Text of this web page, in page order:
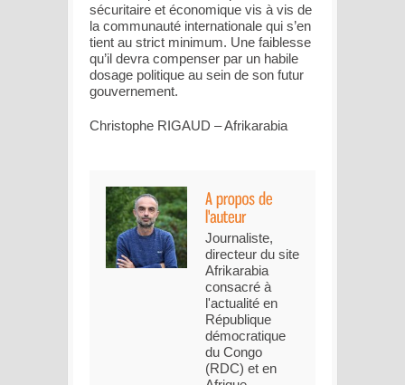
sécuritaire et économique vis à vis de
la communauté internationale qui s’en
tient au strict minimum. Une faiblesse
qu’il devra compenser par un habile
dosage politique au sein de son futur
gouvernement.
Christophe RIGAUD – Afrikarabia
Journaliste,
directeur du site
Afrikarabia
consacré à
l'actualité en
République
démocratique
du Congo
(RDC) et en